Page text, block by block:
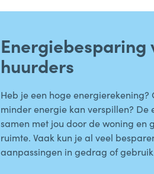
Energiebesparing
huurders
Heb je een hoge
minder energie kan verspillen? De
samen met jou door de woning en
ruimte. Vaak kun je al veel
aanpassingen in gedrag of